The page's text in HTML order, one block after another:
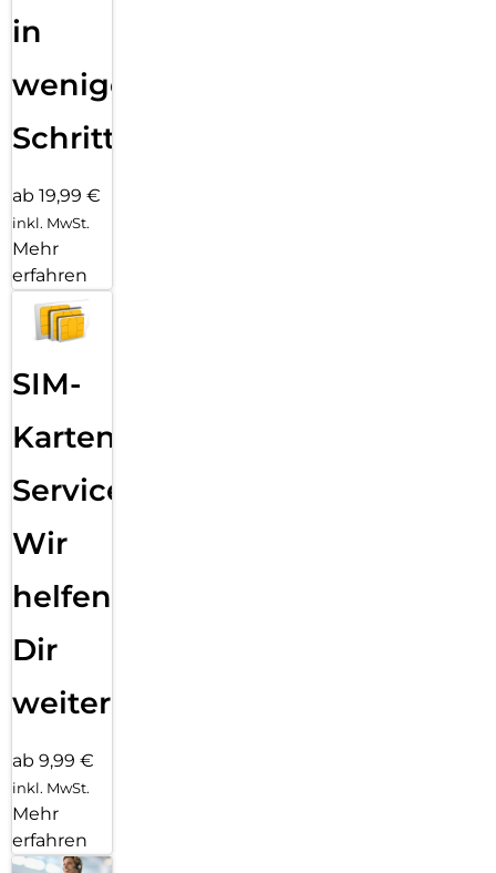
in
wenigen
Schritten
ab 19,99 €
inkl. MwSt.
Mehr
erfahren
SIM-
Karten
Service:
Wir
helfen
Dir
weiter
ab 9,99 €
inkl. MwSt.
Mehr
erfahren